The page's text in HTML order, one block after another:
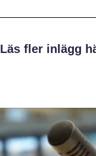
Läs fler inlägg